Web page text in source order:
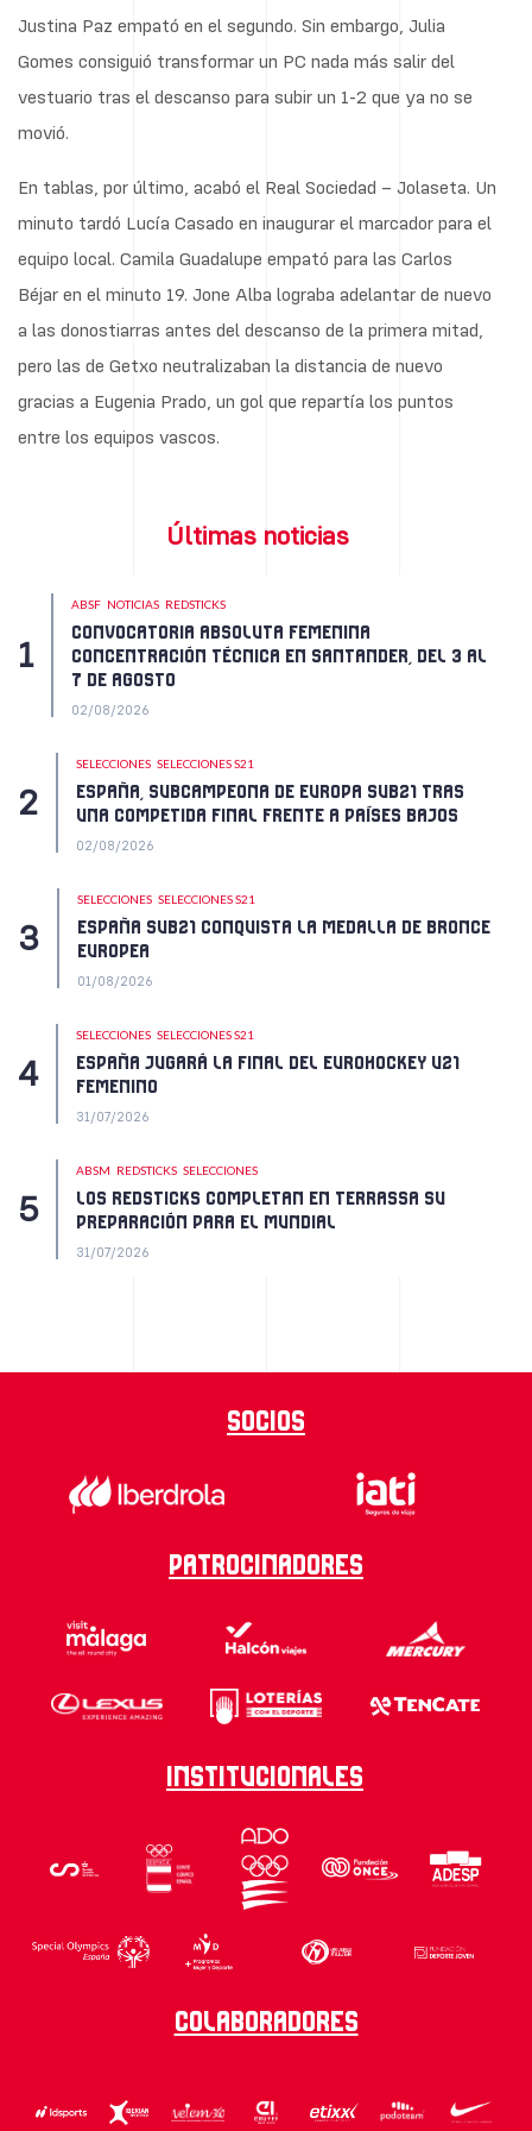
Justina Paz empató en el segundo. Sin embargo, Julia
Gomes consiguió transformar un PC nada más salir del
vestuario tras el descanso para subir un 1-2 que ya no se
movió.
En tablas, por último, acabó el Real Sociedad – Jolaseta. Un
minuto tardó Lucía Casado en inaugurar el marcador para el
equipo local. Camila Guadalupe empató para las Carlos
Béjar en el minuto 19. Jone Alba lograba adelantar de nuevo
a las donostiarras antes del descanso de la primera mitad,
pero las de Getxo neutralizaban la distancia de nuevo
gracias a Eugenia Prado, un gol que repartía los puntos
entre los equipos vascos.
Últimas noticias
ABSF NOTICIAS REDSTICKS
CONVOCATORIA ABSOLUTA FEMENINA
CONCENTRACIÓN TÉCNICA EN SANTANDER, DEL 3 AL
7 DE AGOSTO
02/08/2026
SELECCIONES SELECCIONES S21
ESPAÑA, SUBCAMPEONA DE EUROPA SUB21 TRAS
UNA COMPETIDA FINAL FRENTE A PAÍSES BAJOS
02/08/2026
SELECCIONES SELECCIONES S21
ESPAÑA SUB21 CONQUISTA LA MEDALLA DE BRONCE
EUROPEA
01/08/2026
SELECCIONES SELECCIONES S21
ESPAÑA JUGARÁ LA FINAL DEL EUROHOCKEY U21
FEMENINO
31/07/2026
ABSM REDSTICKS SELECCIONES
LOS REDSTICKS COMPLETAN EN TERRASSA SU
PREPARACIÓN PARA EL MUNDIAL
31/07/2026
Socios
Patrocinadores
Institucionales
Colaboradores